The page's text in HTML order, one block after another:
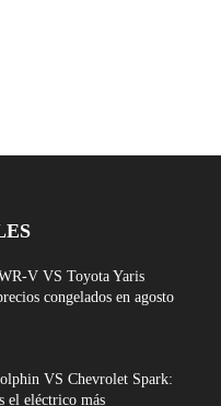
V VS Toyota Yaris
congelados en agosto
VS Chevrolet Spark:
el eléctrico más